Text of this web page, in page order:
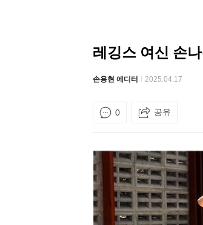
레깅스 여신 손
손용현 에디터 2025.04.17
0 공유